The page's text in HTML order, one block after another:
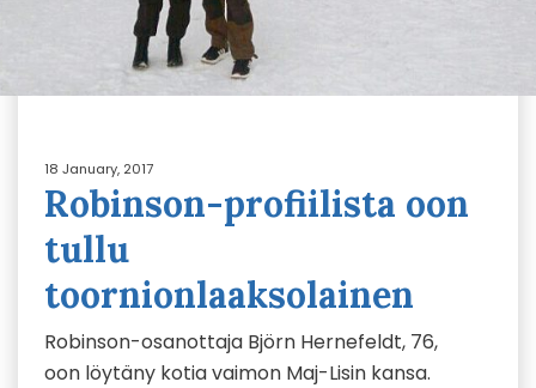
18 January, 2017
Robinson-profiilista oon
tullu
toornionlaaksolainen
Robinson-osanottaja Björn Hernefeldt, 76,
oon löytäny kotia vaimon Maj-Lisin kansa.